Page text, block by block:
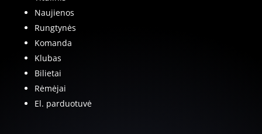
Naujienos
Rungtynės
Komanda
Klubas
Bilietai
Rėmėjai
El. parduotuvė